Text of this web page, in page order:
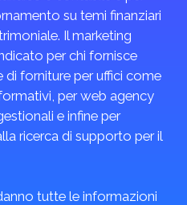
su temi finanziari
Il marketing
per chi fornisce
di forniture per uffici come
per web agency
e infine per
ricerca di supporto per il
tutte le informazioni